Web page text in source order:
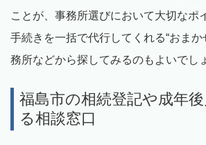
ことが、事務所選びにおいて大切なポ
手続きを一括で代行してくれる“おまか
務所などから探してみるのもよいでし
福島市の相続登記や成年
る相談窓口